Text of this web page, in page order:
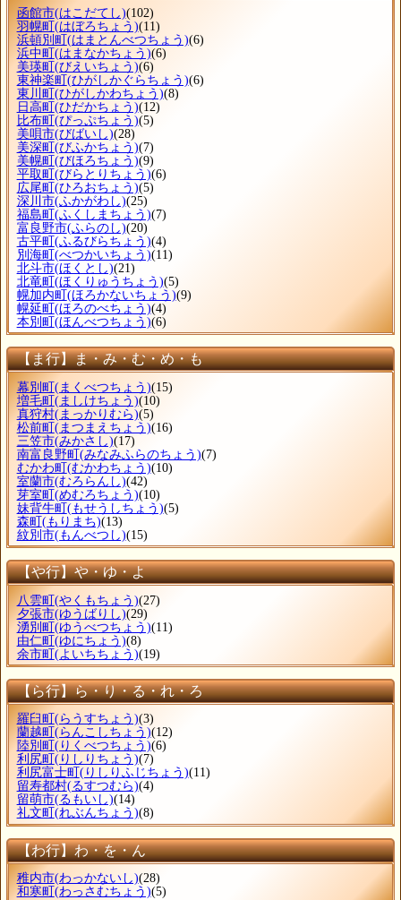
函館市(はこだてし)(102)
羽幌町 (はぼろちょう)(11)
浜頓別町 (はまとんべつちょう)(6)
浜中町 (はまなかちょう)(6)
美瑛町 (びえいちょう)(6)
東神楽町 (ひがしかぐらちょう)(6)
東川町 (ひがしかわちょう)(8)
日高町 (ひだかちょう)(12)
比布町 (ぴっぷちょう)(5)
美唄市(びばいし)(28)
美深町 (びふかちょう)(7)
美幌町 (びほろちょう)(9)
平取町 (びらとりちょう)(6)
広尾町 (ひろおちょう)(5)
深川市(ふかがわし)(25)
福島町 (ふくしまちょう)(7)
富良野市(ふらのし)(20)
古平町 (ふるびらちょう)(4)
別海町 (べつかいちょう)(11)
北斗市(ほくとし)(21)
北竜町 (ほくりゅうちょう)(5)
幌加内町 (ほろかないちょう)(9)
幌延町 (ほろのべちょう)(4)
本別町 (ほんべつちょう)(6)
【ま行】ま・み・む・め・も
幕別町 (まくべつちょう)(15)
増毛町 (ましけちょう)(10)
真狩村(まっかりむら)(5)
松前町 (まつまえちょう)(16)
三笠市(みかさし)(17)
南富良野町 (みなみふらのちょう)(7)
むかわ町 (むかわちょう)(10)
室蘭市(むろらんし)(42)
芽室町 (めむろちょう)(10)
妹背牛町 (もせうしちょう)(5)
森町 (もりまち)(13)
紋別市(もんべつし)(15)
【や行】や・ゆ・よ
八雲町(やくもちょう)(27)
夕張市(ゆうばりし)(29)
湧別町(ゆうべつちょう)(11)
由仁町(ゆにちょう)(8)
余市町(よいちちょう)(19)
【ら行】ら・り・る・れ・ろ
羅臼町 (らうすちょう)(3)
蘭越町 (らんこしちょう)(12)
陸別町 (りくべつちょう)(6)
利尻町 (りしりちょう)(7)
利尻富士町 (りしりふじちょう)(11)
留寿都村(るすつむら)(4)
留萌市(るもいし)(14)
礼文町 (れぶんちょう)(8)
【わ行】わ・を・ん
稚内市(わっかないし)(28)
和寒町 (わっさむちょう)(5)